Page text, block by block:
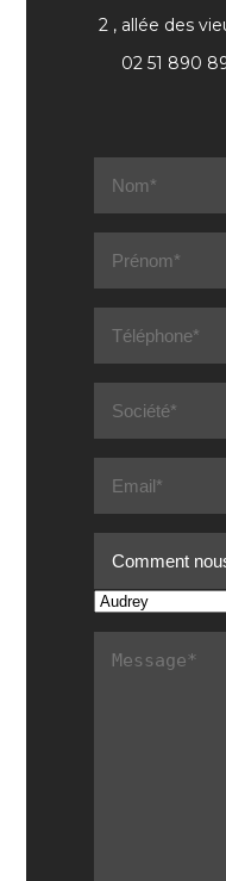
2 , allée des
02 51 890